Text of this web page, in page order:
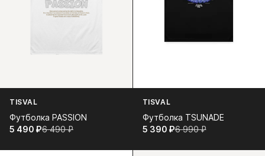
TISVAL
Футболка PASSION
5 490⁠ ⁠₽6 490⁠ ⁠₽
TISVAL
Футболка TSUNADE
5 390⁠ ⁠₽6 990⁠ ⁠₽